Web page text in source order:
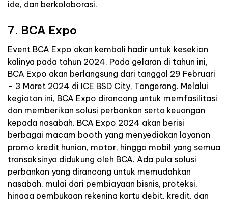
ide, dan berkolaborasi.
7. BCA Expo
Event BCA Expo akan kembali hadir untuk kesekian
kalinya pada tahun 2024. Pada gelaran di tahun ini,
BCA Expo akan berlangsung dari tanggal 29 Februari
– 3 Maret 2024 di ICE BSD City, Tangerang. Melalui
kegiatan ini, BCA Expo dirancang untuk memfasilitasi
dan memberikan solusi perbankan serta keuangan
kepada nasabah. BCA Expo 2024 akan berisi
berbagai macam booth yang menyediakan layanan
promo kredit hunian, motor, hingga mobil yang semua
transaksinya didukung oleh BCA. Ada pula solusi
perbankan yang dirancang untuk memudahkan
nasabah, mulai dari pembiayaan bisnis, proteksi,
hingga pembukaan rekening kartu debit, kredit, dan